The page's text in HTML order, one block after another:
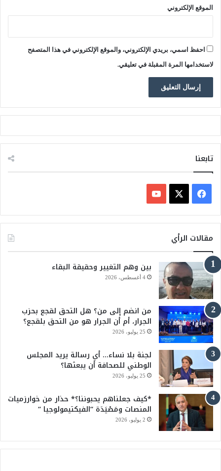
الموقع الإلكتروني
احفظ اسمي، بريدي الإلكتروني، والموقع الإلكتروني في هذا المتصفح
لاستخدامها المرة المقبلة في تعليقي.
تابعنا
ي
ب
و
ك
X
Y
u
T
b
e
مقالات الرأي
بين وهم التغيير وحقيقة البقاء
4 أغسطس، 2026
من انضم إلى من؟ هل التحق لقجع بحزب
الجرار، أم أن الجرار هو من التحق بلقجع؟
25 يوليو، 2026
لجنة بلا نساء… أي رسالة يريد المجلس
الوطني للصحافة أن يبعثها؟
25 يوليو، 2026
*كيف جعلناهم يحبوننا؟* حذار من خوارزميات
المنصات ومَصْيَدَة “الفيكتيمولوجيا “
2 يوليو، 2026